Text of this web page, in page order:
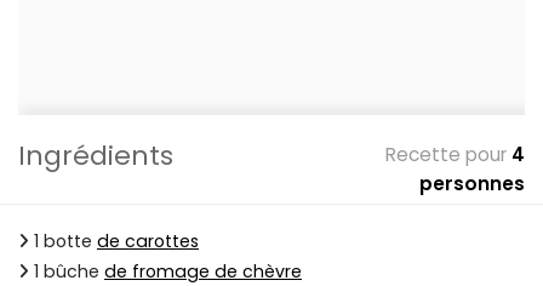
Ingrédients Recette pour 4
personnes
1 botte de carottes
1 bûche de fromage de chèvre